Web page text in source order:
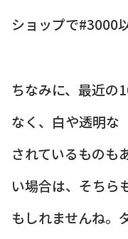
ショップで#3000
ちなみに、最近の
なく、白や透明な
されているものも
い場合は、そちら
もしれませんね。